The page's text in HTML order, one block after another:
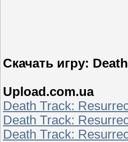
Скачать игру:
Upload.com.ua
Death Track:
Death Track:
Death Track: